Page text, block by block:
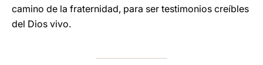
camino de la fraternidad, para ser testimonios creíbles
del Dios vivo.